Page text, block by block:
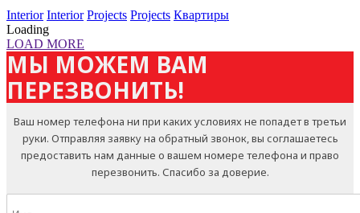
Interior Interior Projects Projects Квартиры
Loading
LOAD MORE
МЫ МОЖЕМ ВАМ
ПЕРЕЗВОНИТЬ!
Ваш номер телефона ни при каких условиях не попадет в третьи
руки. Отправляя заявку на обратный звонок, вы соглашаетесь
предоставить нам данные о вашем номере телефона и право
перезвонить. Спасибо за доверие.